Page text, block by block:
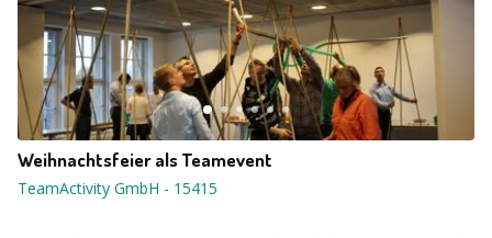
Weihnachtsfeier als Teamevent
TeamActivity GmbH - 15415